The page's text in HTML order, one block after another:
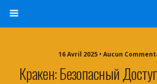
16 Avril 2025 • Aucun
Кракен: Безопасный